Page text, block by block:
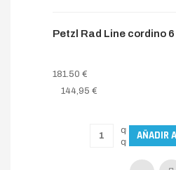
Petzl Rad Line cordino
181.50 €
144,95 €